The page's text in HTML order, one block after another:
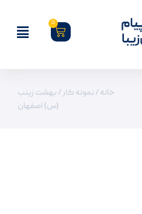
0
خانه / نمونه کار/ بهشت زینب
(س) اصفهان